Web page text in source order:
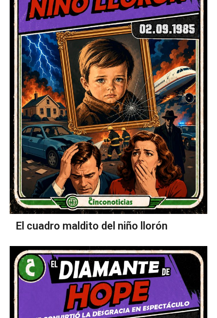
El cuadro maldito del niño llorón